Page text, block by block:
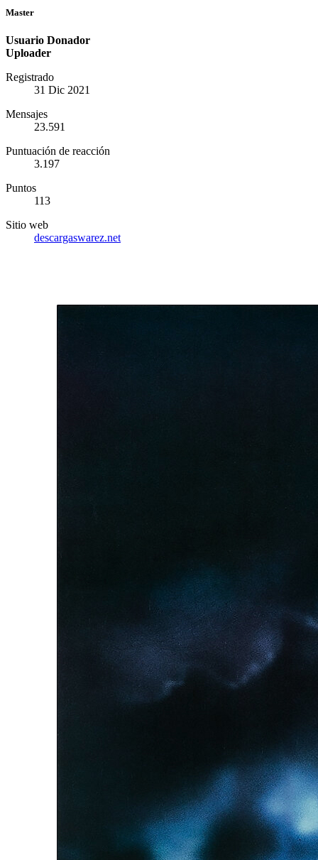
Master
Usuario Donador
Uploader
Registrado
31 Dic 2021
Mensajes
23.591
Puntuación de reacción
3.197
Puntos
113
Sitio web
descargaswarez.net